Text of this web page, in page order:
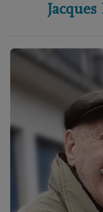
Jacques